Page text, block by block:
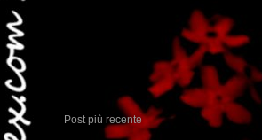
Post più recente